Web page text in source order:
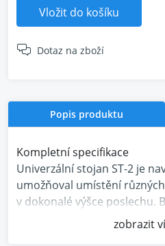
Vložit do košíku
Dotaz na zboží
Popis produktu
Kompletní specifikace
Univerzální stojan ST-2 je
umožňoval umístění
v dokonalé výšce poslechu.
partner modelů Monitor
zobrazit